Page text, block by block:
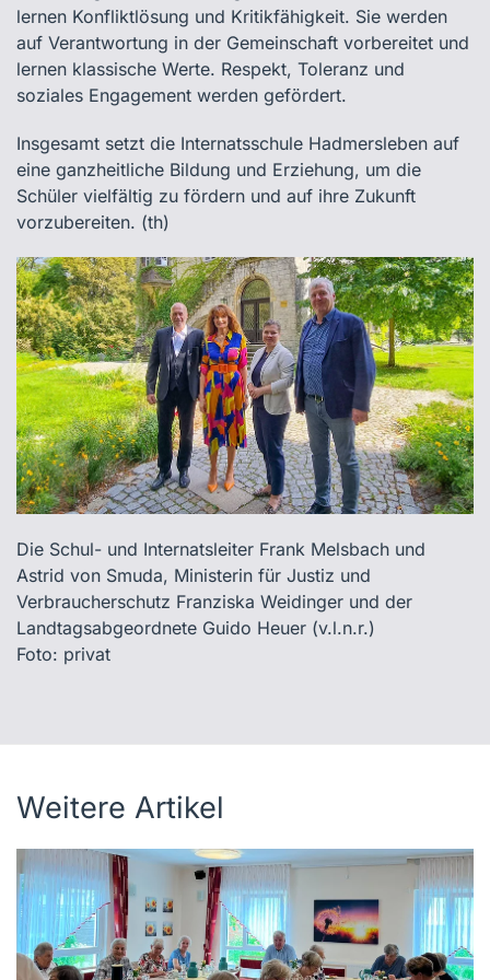
lernen Konfliktlösung und Kritikfähigkeit. Sie werden
auf Verantwortung in der Gemeinschaft vorbereitet und
lernen klassische Werte. Respekt, Toleranz und
soziales Engagement werden gefördert.
Insgesamt setzt die Internatsschule Hadmersleben auf
eine ganzheitliche Bildung und Erziehung, um die
Schüler vielfältig zu fördern und auf ihre Zukunft
vorzubereiten. (th)
Die Schul- und Internatsleiter Frank Melsbach und
Astrid von Smuda, Ministerin für Justiz und
Verbraucherschutz Franziska Weidinger und der
Landtagsabgeordnete Guido Heuer (v.l.n.r.)
Foto: privat
Weitere Artikel